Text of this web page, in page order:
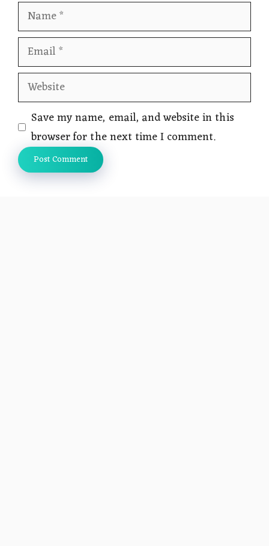
Name
Email
Website
Save my name, email, and website in this
browser for the next time I comment.